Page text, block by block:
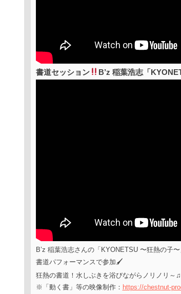
書道セッション B’z 稲葉浩志「
B’z 稲葉浩志さんの「KYONETSU 〜狂熱の子
書道パフォーマンスで参加🖌
狂熱の書道！水しぶきを浴びながらノリノリ～
※「動く書」等の映像制作： https://chestnut-